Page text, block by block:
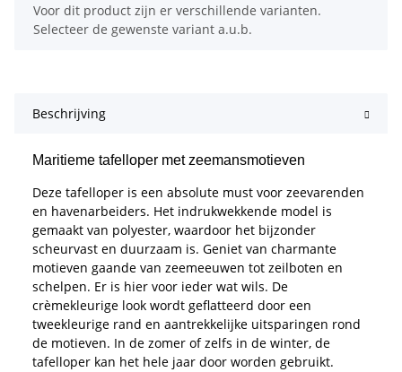
x
Voor dit product zijn er verschillende varianten.
Selecteer de gewenste variant a.u.b.
Beschrijving
Maritieme tafelloper met zeemansmotieven
Deze tafelloper is een absolute must voor zeevarenden
en havenarbeiders. Het indrukwekkende model is
gemaakt van polyester, waardoor het bijzonder
scheurvast en duurzaam is. Geniet van charmante
motieven gaande van zeemeeuwen tot zeilboten en
schelpen. Er is hier voor ieder wat wils. De
crèmekleurige look wordt geflatteerd door een
tweekleurige rand en aantrekkelijke uitsparingen rond
de motieven. In de zomer of zelfs in de winter, de
tafelloper kan het hele jaar door worden gebruikt.